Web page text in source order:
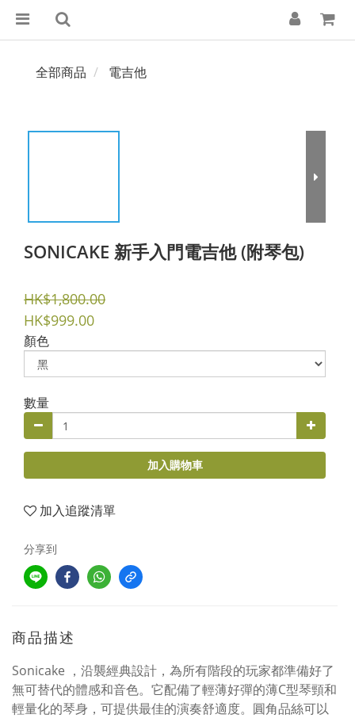
全部商品 電吉他
SONICAKE 新手入門電吉他 (附琴包)
HK$1,800.00
HK$999.00
顏色
數量
加入購物車
加入追蹤清單
分享到
商品描述
Sonicake ，沿襲經典設計，為所有階段的玩家都準備好了
無可替代的體感和音色。它配備了輕薄好彈的薄C型琴頸和
輕量化的琴身，可提供最佳的演奏舒適度。圓角品絲可以